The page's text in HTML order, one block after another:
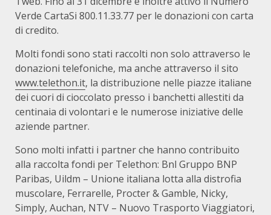
Verde CartaSi 800.11.33.77 per le donazioni con carta
di credito.
Molti fondi sono stati raccolti non solo attraverso le
donazioni telefoniche, ma anche attraverso il sito
www.telethon.it, la distribuzione nelle piazze italiane
dei cuori di cioccolato presso i banchetti allestiti da
centinaia di volontari e le numerose iniziative delle
aziende partner.
Sono molti infatti i partner che hanno contribuito
alla raccolta fondi per Telethon: Bnl Gruppo BNP
Paribas, Uildm – Unione italiana lotta alla distrofia
muscolare, Ferrarelle, Procter & Gamble, Nicky,
Simply, Auchan, NTV – Nuovo Trasporto Viaggiatori,